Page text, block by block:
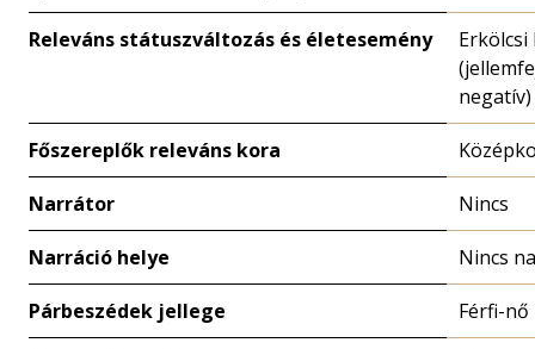
Releváns státuszváltozás és életesemény
Erkölcsi
negatív)
Főszereplők releváns kora
Narrátor Nincs
Narráció helye Nincs
Párbeszédek jellege Férfi-nő